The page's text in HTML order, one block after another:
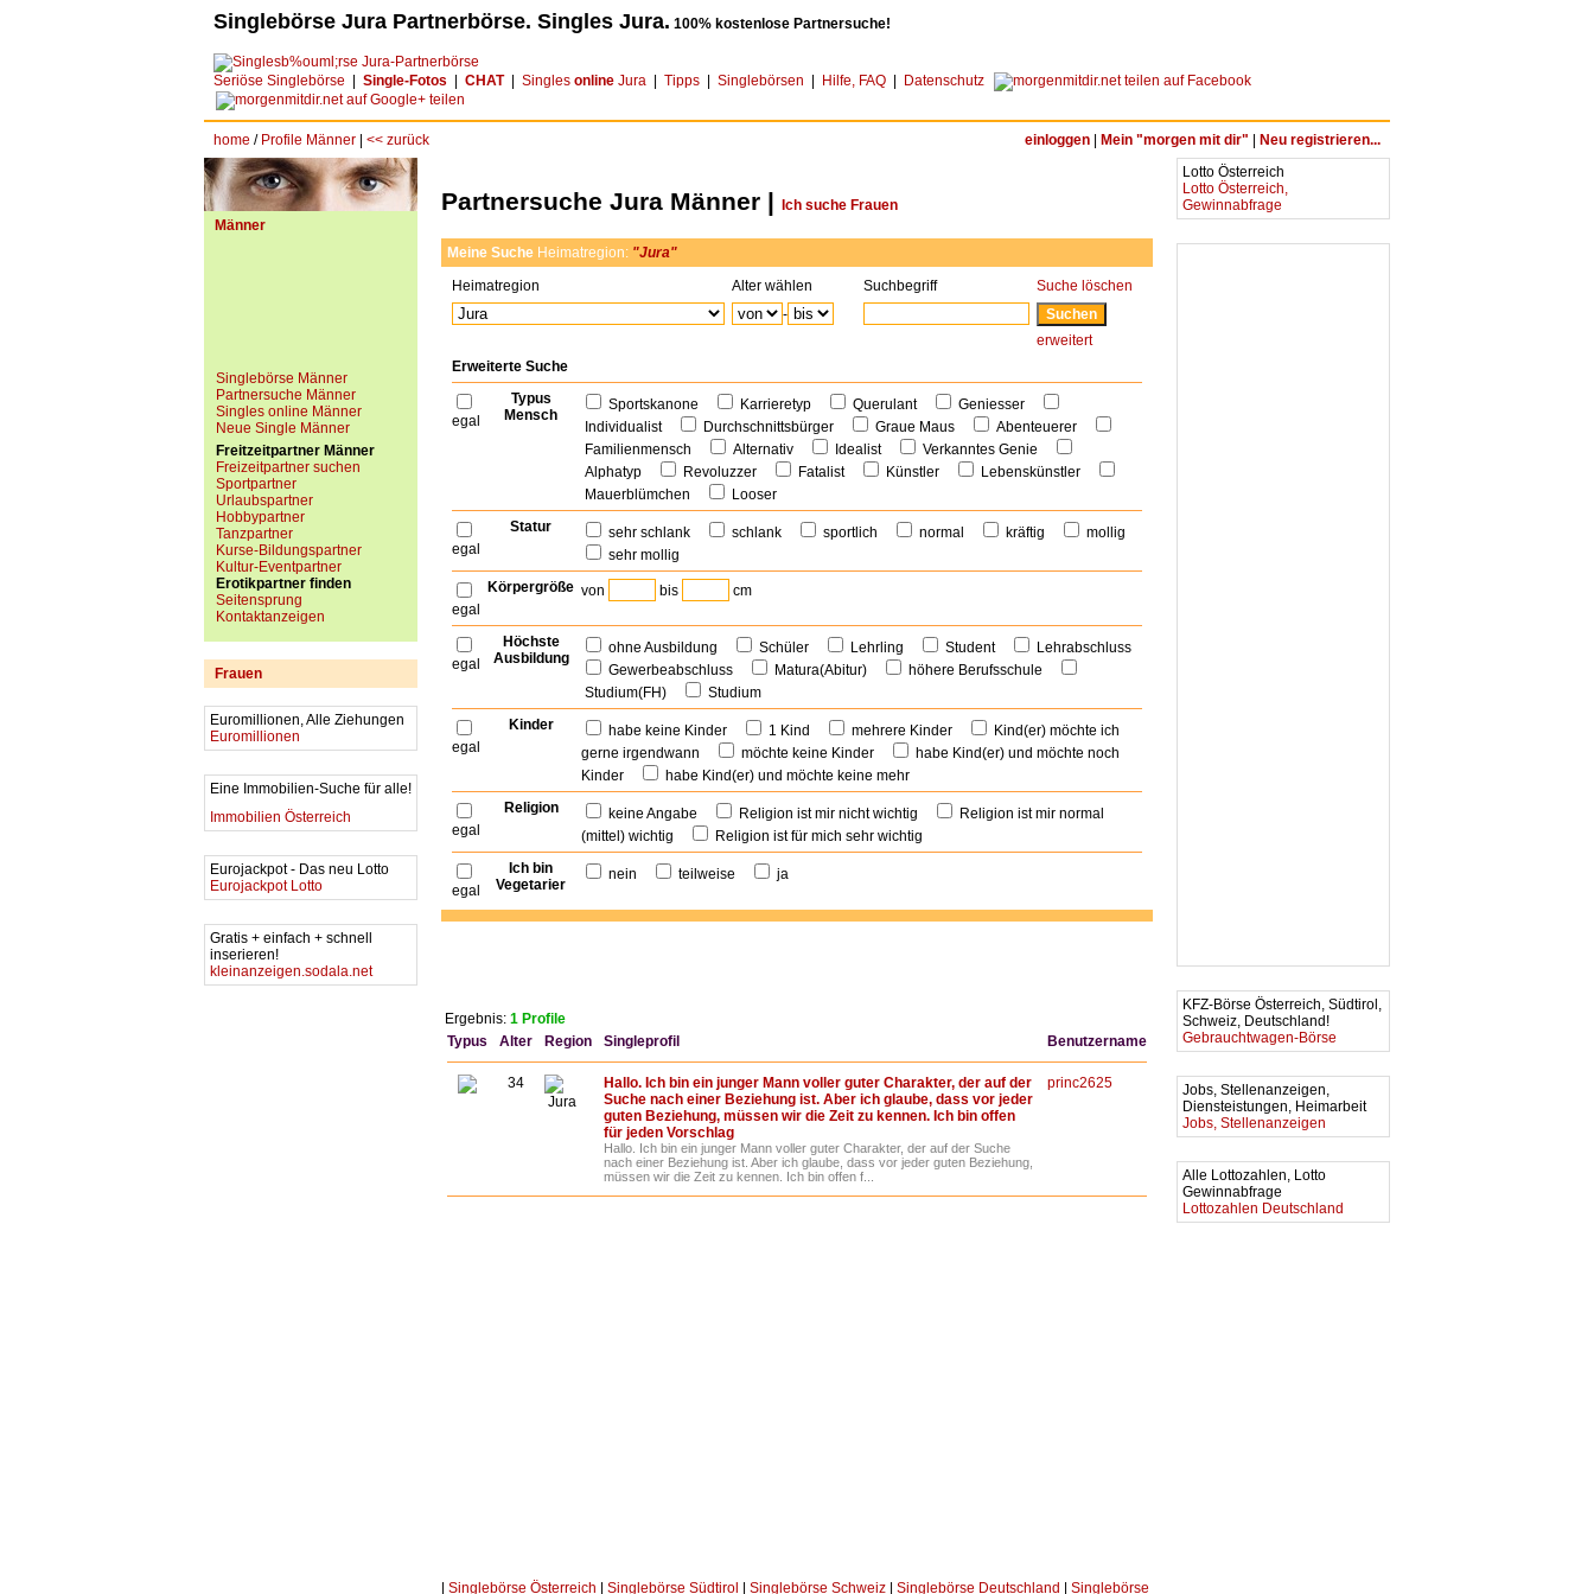
Singlebörse Jura Partnerbörse. Singles Jura. 100% kostenlose Partnersuche!
Seriöse Singlebörse Single-Fotos CHAT| Singles online Jura Tipps Singlebörsen Hilfe, FAQ Datenschutz
home / Profile Männer << zurück einloggen Mein "morgen mit dir" Neu registrieren...
Männer
Singlebörse Männer
Partnersuche Männer
Singles online Männer
Neue Single Männer
Freitzeitpartner Männer
Freizeitpartner suchen
Sportpartner
Urlaubspartner
Hobbypartner
Tanzpartner
Kurse-Bildungspartner
Kultur-Eventpartner
Erotikpartner finden
Seitensprung
Kontaktanzeigen
Frauen
Euromillionen, Alle Ziehungen
Euromillionen
Eine Immobilien-Suche für alle!
Immobilien Österreich
Eurojackpot - Das neu Lotto
Eurojackpot Lotto
Gratis + einfach + schnell
inserieren!
kleinanzeigen.sodala.net
Partnersuche Jura Männer | Ich suche Frauen
Meine Suche Heimatregion: "Jura"
Heimatregion
Alter wählen Suchbegriff
Suche löschen
-
erweitert
Erweiterte Suche
egal
Typus
Mensch
Sportskanone Karrieretyp Querulant
Geniesser
Individualist
Durchschnittsbürger Graue Maus
Abenteuerer
Familienmensch
Alternativ Idealist
Verkanntes Genie
Alphatyp
Revoluzzer Fatalist Künstler
Lebenskünstler
Mauerblümchen
Looser
egal
Statur sehr schlank schlank sportlich normal kräftig
mollig
sehr mollig
egal
Körpergröße von bis cm
egal
Höchste
Ausbildung
ohne Ausbildung Schüler Lehrling Student
Lehrabschluss
Gewerbeabschluss
Matura(Abitur)
höhere Berufsschule
Studium(FH)
Studium
egal
Kinder habe keine Kinder 1 Kind mehrere Kinder
Kind(er) möchte ich
gerne irgendwann
möchte keine Kinder
habe Kind(er) und möchte noch
Kinder
habe Kind(er) und möchte keine mehr
egal
Religion keine Angabe Religion ist mir nicht wichtig
Religion ist mir normal
(mittel) wichtig
Religion ist für mich sehr wichtig
egal
Ich bin
Vegetarier
nein teilweise ja
Ergebnis: 1 Profile
Typus
Alter Region Singleprofil Benutzername
34
Jura
Hallo. Ich bin ein junger Mann voller guter Charakter, der auf der
Suche nach einer Beziehung ist. Aber ich glaube, dass vor jeder
guten Beziehung, müssen wir die Zeit zu kennen. Ich bin offen
für jeden Vorschlag
Hallo. Ich bin ein junger Mann voller guter Charakter, der auf der Suche
nach einer Beziehung ist. Aber ich glaube, dass vor jeder guten Beziehung,
müssen wir die Zeit zu kennen. Ich bin offen f...
princ2625
Singlebörse Österreich Singlebörse Südtirol Singlebörse Schweiz Singlebörse Deutschland Singlebörse
Lotto Österreich
Lotto Österreich,
Gewinnabfrage
KFZ-Börse Österreich, Südtirol,
Schweiz, Deutschland!
Gebrauchtwagen-Börse
Jobs, Stellenanzeigen,
Diensteistungen, Heimarbeit
Jobs, Stellenanzeigen
Alle Lottozahlen, Lotto
Gewinnabfrage
Lottozahlen Deutschland